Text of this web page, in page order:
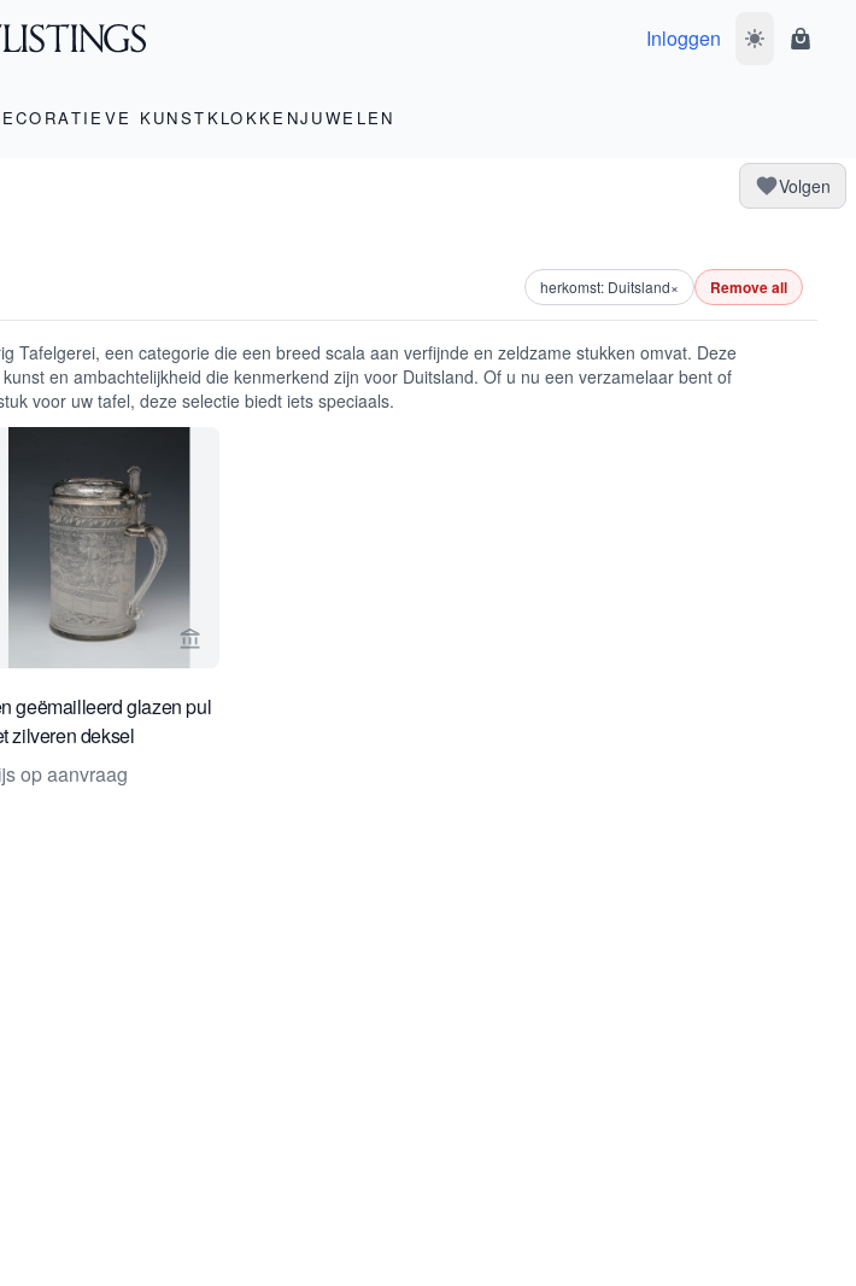
Inloggen Wissel
KUNST KLOKKENJUWELEN
Volgen
herkomst: Duitsland× Remove all
Tafelgerei, een categorie die een breed scala aan verfijnde en zeldzame stukken omvat. Deze
en ambachtelijkheid die kenmerkend zijn voor Duitsland. Of u nu een verzamelaar bent of
voor uw tafel, deze selectie biedt iets speciaals.
van Limburg AntiquairsBekijk verkoperspagina van Limburg Antiquairs
geëmailleerd glazen pul
zilveren deksel
op aanvraag